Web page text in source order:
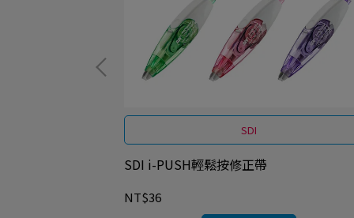
SDI
SDI i-PUSH輕鬆按修正帶
NT$36